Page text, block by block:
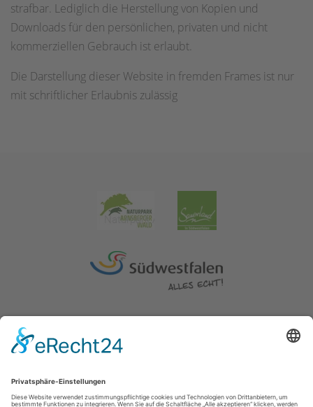
strafbar. Lediglich die Herstellung von Kopien und
Downloads für den persönlichen, privaten und nicht
kommerziellen Gebrauch ist erlaubt.
Die Darstellung dieser Website in fremden Frames ist nur
mit schriftlicher Erlaubnis zulässig
Impressum Erklärung zur Barrierefreiheit